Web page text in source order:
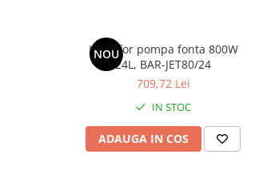
NOU
Hidrofor pompa fonta 800W
24L, BAR-JET80/24
709,72 Lei
IN STOC
ADAUGA IN COS